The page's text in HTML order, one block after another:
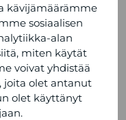
kävijämäärämme
sosiaalisen
alan
miten käytät
voivat yhdistää
joita olet antanut
olet käyttänyt
MEGA -
2026